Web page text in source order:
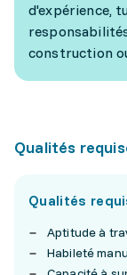
d'expérience,
construction
Qualités
Qualités
Aptitude à
Habileté